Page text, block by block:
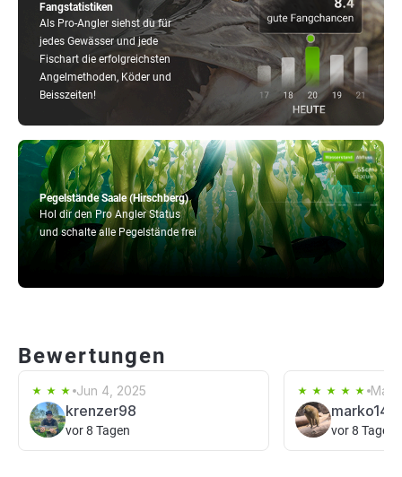
Pegelstände Saale (Hirschberg)
Hol dir den Pro Angler Status
und schalte alle Pegelstände frei
Fangstatistiken
Als Pro-Angler siehst du für
jedes Gewässer und jede
Fischart die erfolgreichsten
Angelmethoden, Köder und
Beisszeiten!
Bewertungen
Jun 4, 2025
krenzer98
vor 8 Tagen
May
marko14
vor 8 Tagen